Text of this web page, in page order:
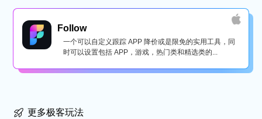
Follow
一个可以自定义跟踪 APP 降价或是限免的实用工具，同
时可以设置包括 APP，游戏，热门类和精选类的...
更多极客玩法